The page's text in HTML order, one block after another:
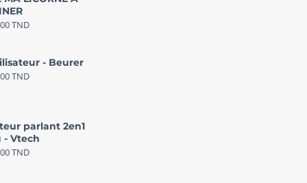
TND
- Beurer
TND
parlant 2en1
- Vtech
TND